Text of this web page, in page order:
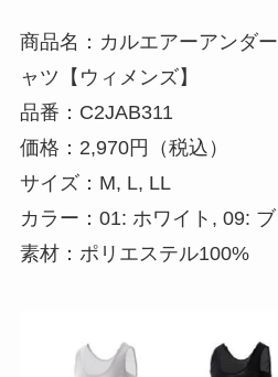
商品名：カルエアーアンダ
ャツ【ウィメンズ】
品番：C2JAB311
価格：2,970円（税込）
サイズ：M, L, LL
カラー：01: ホワイト, 09:
素材：ポリエステル100%